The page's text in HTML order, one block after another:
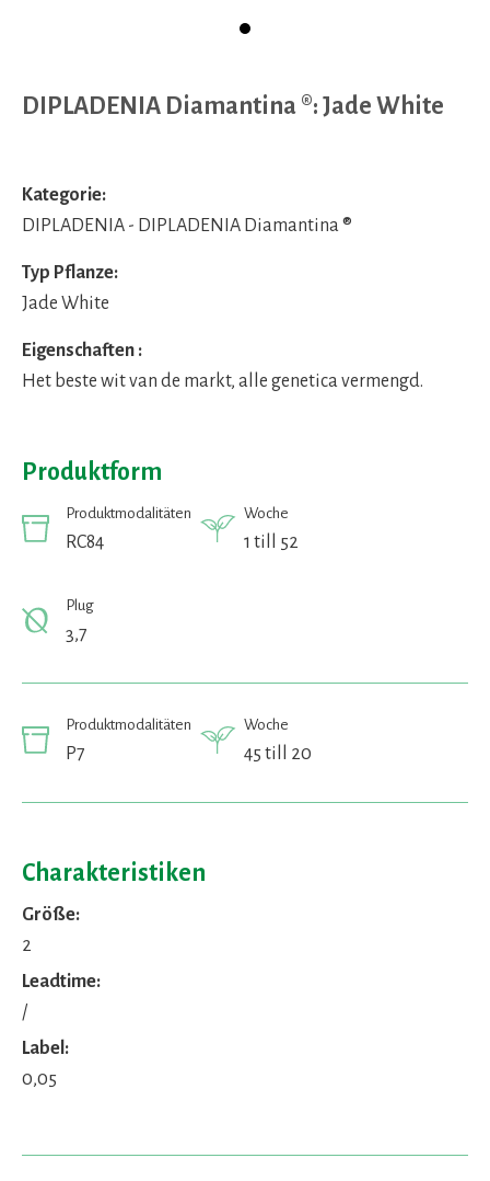
DIPLADENIA Diamantina ®: Jade White
Kategorie:
DIPLADENIA - DIPLADENIA Diamantina ®
Typ Pflanze:
Jade White
Eigenschaften :
Het beste wit van de markt, alle genetica vermengd.
Produktform
Produktmodalitäten
RC84
Woche
1 till 52
Plug
3,7
Produktmodalitäten
P7
Woche
45 till 20
Charakteristiken
Größe:
2
Leadtime:
/
Label:
0,05